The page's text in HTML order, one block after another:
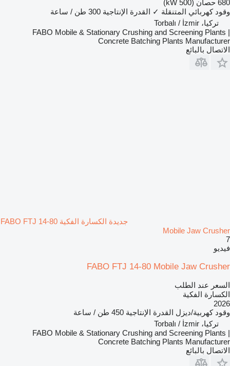
680 حصان (500 kW)
وقود كهربائي المتنقلة ✓ القدرة الإنتاجية 300 طن / ساعة
تركيا، Torbalı / İzmir
FABO Mobile & Stationary Crushing and Screening Plants |
Concrete Batching Plants Manufacturer
الاتصال بالبائع
جديدة الكسارة الفكية FABO FTJ 14-80
Mobile Jaw Crusher
7
فيديو
FABO FTJ 14-80 Mobile Jaw Crusher
السعر عند الطلب
الكسارة الفكية
2026
وقود كهربية/ديزل القدرة الإنتاجية 450 طن / ساعة
تركيا، Torbalı / İzmir
FABO Mobile & Stationary Crushing and Screening Plants |
Concrete Batching Plants Manufacturer
الاتصال بالبائع